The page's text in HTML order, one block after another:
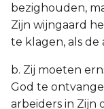
bezighouden,
Zijn wijngaard
te klagen, als de
b. Zij moeten
God te
arbeiders in Zijn